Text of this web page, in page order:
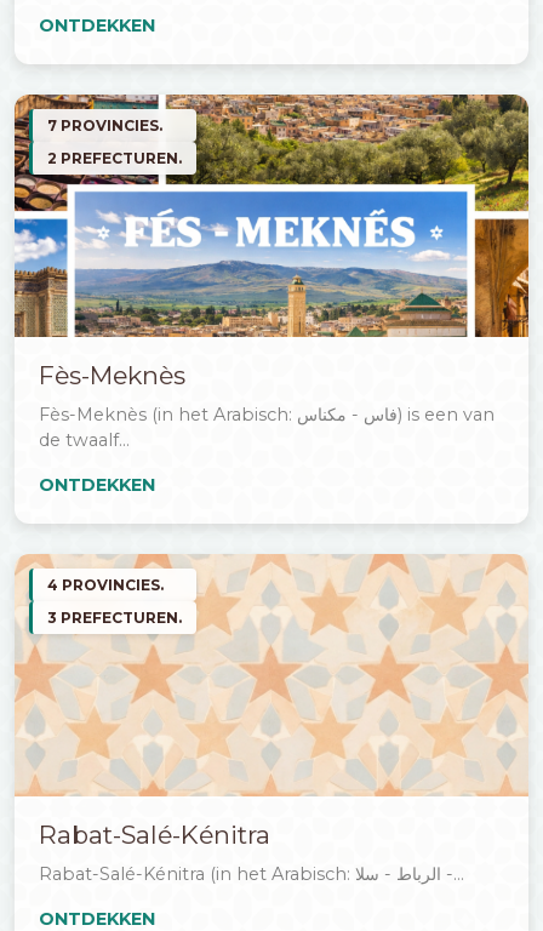
ONTDEKKEN
7 PROVINCIES.
2 PREFECTUREN.
Fès-Meknès
Fès-Meknès (in het Arabisch: فاس - مكناس) is een van
de twaalf...
ONTDEKKEN
4 PROVINCIES.
3 PREFECTUREN.
Rabat-Salé-Kénitra
Rabat-Salé-Kénitra (in het Arabisch: الرباط - سلا -...
ONTDEKKEN